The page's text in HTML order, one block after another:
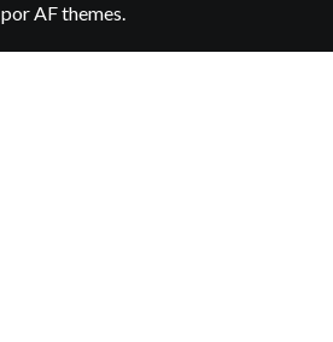
por AF themes.